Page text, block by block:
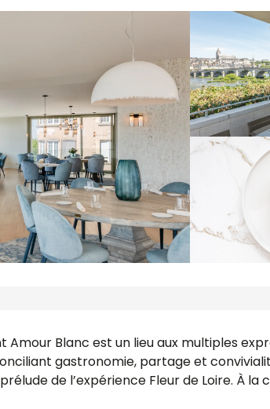
Blanc est un lieu aux multiples
gastronomie, partage et
de l’expérience Fleur de Loire. À la